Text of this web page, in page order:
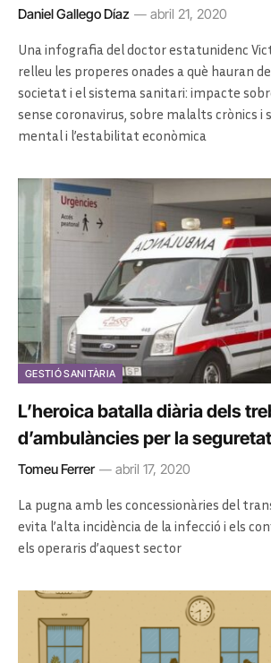
Daniel Gallego Díaz abril 21, 2020
Una infografia del doctor estatunidenc
relleu les properes onades a què hauran
societat i el sistema sanitari: impacte
sense coronavirus, sobre malalts crònics i
mental i l’estabilitat econòmica
GESTIÓ SANITÀRIA
L’heroica batalla diària dels
d’ambulàncies per la seguretat
Tomeu Ferrer abril 17, 2020
La pugna amb les concessionàries del
evita l’alta incidència de la infecció i els
els operaris d’aquest sector